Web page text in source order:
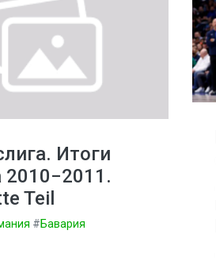
Итоги
2010−2011.
Teil
#Бавария